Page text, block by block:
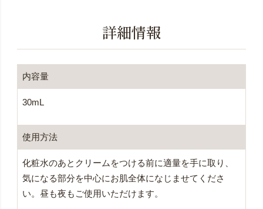
詳細情報
内容量
30mL
使用方法
化粧水のあとクリームをつける前に適量を手に取り、
気になる部分を中心にお肌全体になじませてくださ
い。昼も夜もご使用いただけます。